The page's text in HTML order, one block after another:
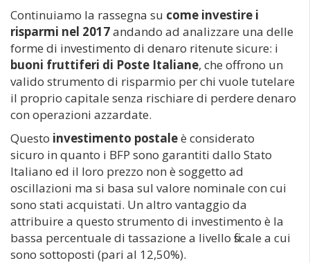
Continuiamo la rassegna su come investire i
risparmi nel 2017andando ad analizzare una delle
forme di investimento di denaro ritenute sicure: i
buoni fruttiferi di Poste Italiane, che offrono un
valido strumento di risparmio per chi vuole tutelare
il proprio capitale senza rischiare di perdere denaro
con operazioni azzardate.
Questo investimento postaleè considerato
sicuro in quanto i BFP sono garantiti dallo Stato
Italiano ed il loro prezzo non è soggetto ad
oscillazioni ma si basa sul valore nominale con cui
sono stati acquistati. Un altro vantaggio da
attribuire a questo strumento di investimento è la
bassa percentuale di tassazione a livello fiscale a cui
sono sottoposti (pari al 12,50%).